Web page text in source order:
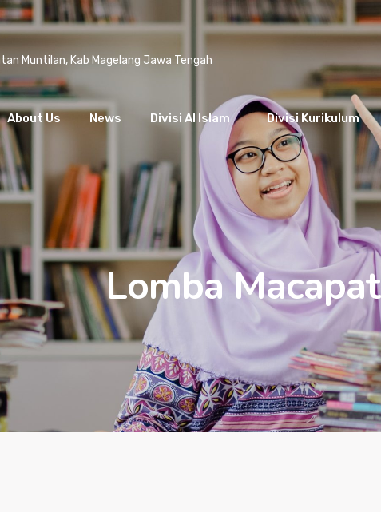
Muntilan, Kab Magelang Jawa Tengah
About Us News Divisi Al Islam Divisi Kurikulum
Lomba Macapat